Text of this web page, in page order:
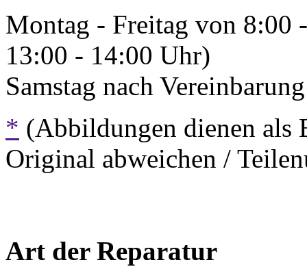
Montag - Freitag von 8:00
13:00 - 14:00 Uhr)
Samstag nach
* (Abbildungen dienen als
Original abweichen /
Art der Reparatur